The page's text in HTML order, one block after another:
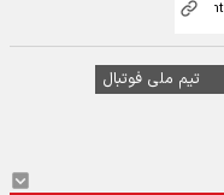
تیم ملی فوتبال